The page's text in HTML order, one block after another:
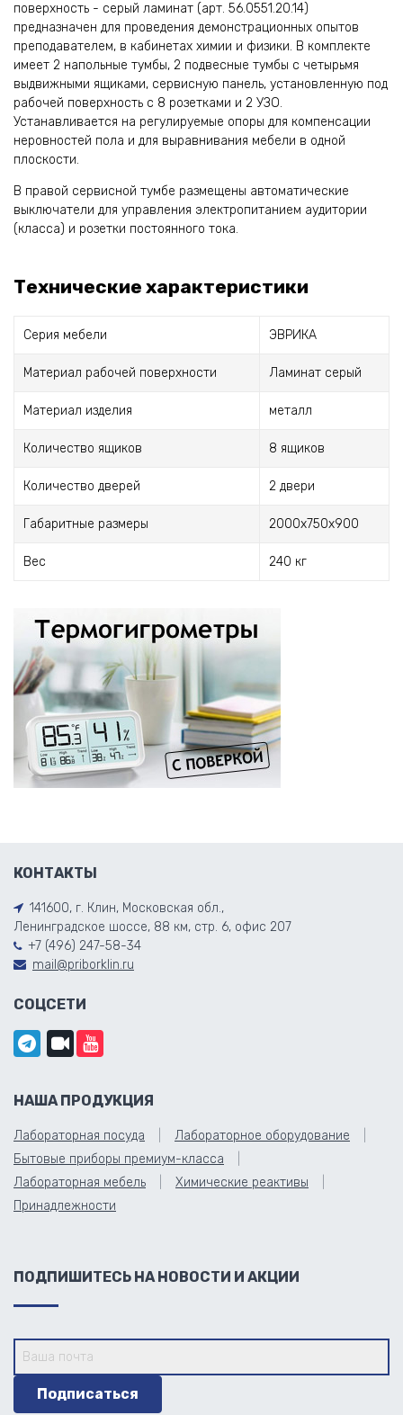
поверхность - серый ламинат (арт. 56.0551.20.14)
предназначен для проведения демонстрационных опытов
преподавателем, в кабинетах химии и физики. В комплекте
имеет 2 напольные тумбы, 2 подвесные тумбы с четырьмя
выдвижными ящиками, сервисную панель, установленную под
рабочей поверхность с 8 розетками и 2 УЗО.
Устанавливается на регулируемые опоры для компенсации
неровностей пола и для выравнивания мебели в одной
плоскости.
В правой сервисной тумбе размещены автоматические
выключатели для управления электропитанием аудитории
(класса) и розетки постоянного тока.
Технические характеристики
Серия мебели ЭВРИКА
Материал рабочей поверхности Ламинат серый
Материал изделия металл
Количество ящиков 8 ящиков
Количество дверей 2 двери
Габаритные размеры 2000х750х900
Вес 240 кг
КОНТАКТЫ
141600, г. Клин, Московская обл.,
Ленинградское шоссе, 88 км, стр. 6, офис 207
+7 (496) 247-58-34
mail@priborklin.ru
СОЦСЕТИ
НАША ПРОДУКЦИЯ
Лабораторная посуда
Лабораторное оборудование
Бытовые приборы премиум-класса
Лабораторная мебель
Химические реактивы
Принадлежности
ПОДПИШИТЕСЬ НА НОВОСТИ И АКЦИИ